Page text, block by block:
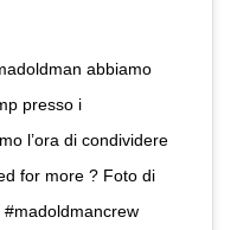
abbiamo
presso i
l’ora di condividere
for more ? Foto di